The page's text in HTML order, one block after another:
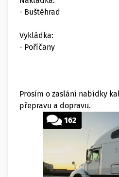
- Buštěhrad
Vykládka:
- Poříčany
Prosím o zaslání nabídky
přepravu a dopravu.
162